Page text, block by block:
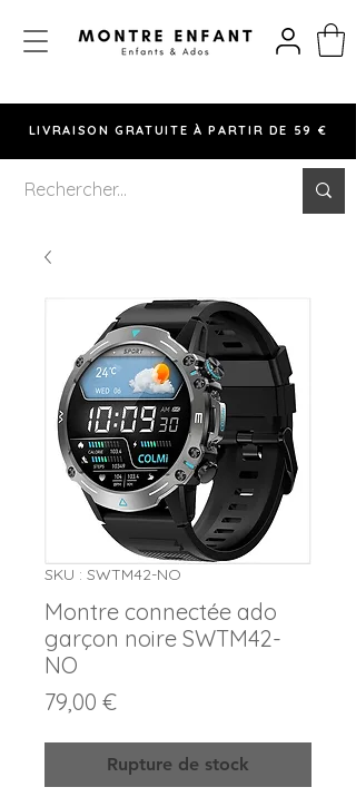
LIVRAISON GRATUITE À PARTIR DE 59 €
SKU : SWTM42-NO
Montre connectée ado
garçon noire SWTM42-
NO
79,00 €Prix
Rupture de stock